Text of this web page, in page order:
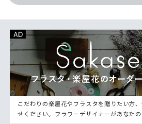
こだわりの楽屋花やフラスタを贈りたい方
せください。フラワーデザイナーがあなたの